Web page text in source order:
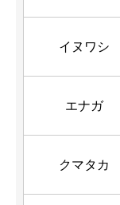
イヌワシ
エナガ
クマタカ